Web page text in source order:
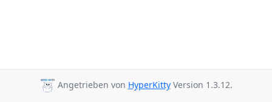
Angetrieben von HyperKittyVersion 1.3.12.